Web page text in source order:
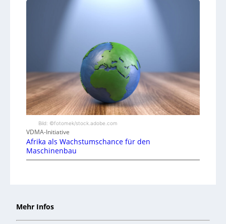
Bild: ©fotomek/stock.adobe.com
VDMA-Initiative
Afrika als Wachstumschance für den
Maschinenbau
Mehr Infos